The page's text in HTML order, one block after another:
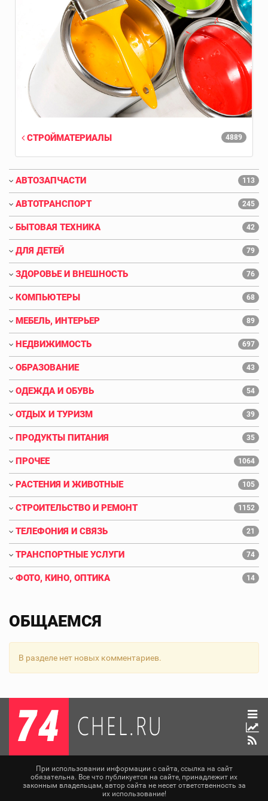
4889
СТРОЙМАТЕРИАЛЫ
АВТОЗАПЧАСТИ 113
АВТОТРАНСПОРТ 245
БЫТОВАЯ ТЕХНИКА 42
ДЛЯ ДЕТЕЙ 79
ЗДОРОВЬЕ И ВНЕШНОСТЬ 76
КОМПЬЮТЕРЫ 68
МЕБЕЛЬ, ИНТЕРЬЕР 89
НЕДВИЖИМОСТЬ 697
ОБРАЗОВАНИЕ 43
ОДЕЖДА И ОБУВЬ 54
ОТДЫХ И ТУРИЗМ 39
ПРОДУКТЫ ПИТАНИЯ 35
ПРОЧЕЕ 1064
РАСТЕНИЯ И ЖИВОТНЫЕ 105
СТРОИТЕЛЬСТВО И РЕМОНТ 1152
ТЕЛЕФОНИЯ И СВЯЗЬ 21
ТРАНСПОРТНЫЕ УСЛУГИ 74
ФОТО, КИНО, ОПТИКА 14
ОБЩАЕМСЯ
В разделе нет новых комментариев.
При использовании информации с сайта, ссылка на сайт
обязательна. Все что публикуется на сайте, принадлежит их
законным владельцам, автор сайта не несет ответственность за
их использование!